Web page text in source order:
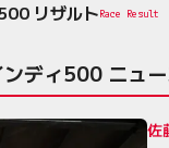
リザルトRace Result
ディ500 ニュ
佐